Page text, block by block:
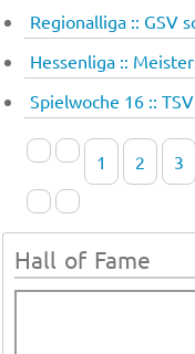
Regionalliga :: GSV
Hessenliga ::
Spielwoche 16 ::
1 2 3
Hall of Fame